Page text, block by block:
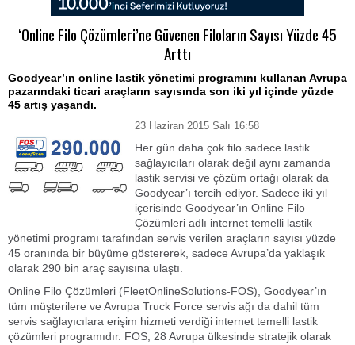
‘Online Filo Çözümleri’ne Güvenen Filoların Sayısı Yüzde 45
Arttı
Goodyear’ın online lastik yönetimi programını kullanan Avrupa
pazarındaki ticari araçların sayısında son iki yıl içinde yüzde
45 artış yaşandı.
23 Haziran 2015 Salı 16:58
Her gün daha çok filo sadece lastik
sağlayıcıları olarak değil aynı zamanda
lastik servisi ve çözüm ortağı olarak da
Goodyear’ı tercih ediyor. Sadece iki yıl
içerisinde Goodyear’ın Online Filo
Çözümleri adlı internet temelli lastik
yönetimi programı tarafından servis verilen araçların sayısı yüzde
45 oranında bir büyüme göstererek, sadece Avrupa’da yaklaşık
olarak 290 bin araç sayısına ulaştı.
Online Filo Çözümleri (FleetOnlineSolutions-FOS), Goodyear’ın
tüm müşterilere ve Avrupa Truck Force servis ağı da dahil tüm
servis sağlayıcılara erişim hizmeti verdiği internet temelli lastik
çözümleri programıdır. FOS, 28 Avrupa ülkesinde stratejik olarak